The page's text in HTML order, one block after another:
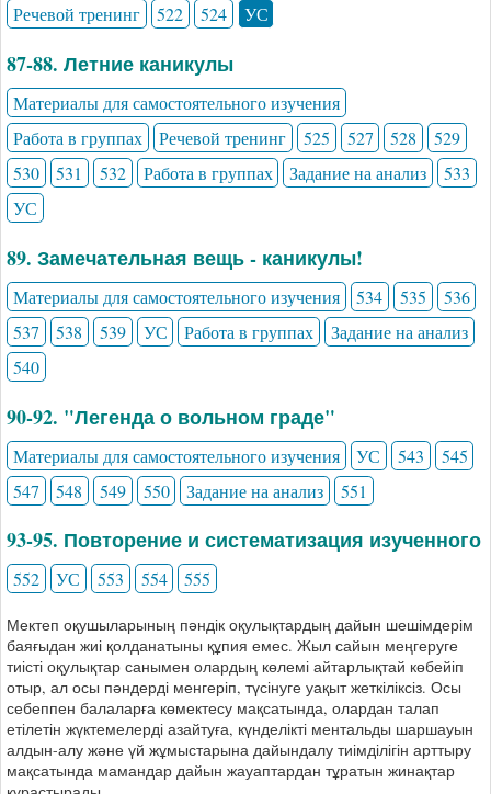
Речевой тренинг
522 524 УС
87-88. Летние каникулы
Материалы для самостоятельного изучения
Работа в группах
Речевой тренинг 525 527 528
529
530
531 532 Работа в группах Задание на анализ
533
УС
89. Замечательная вещь - каникулы!
Материалы для самостоятельного изучения 534 535
536
537
538 539 УС Работа в группах
Задание на анализ
540
90-92. "Легенда о вольном граде"
Материалы для самостоятельного изучения УС 543
545
547
548 549 550 Задание на анализ 551
93-95. Повторение и систематизация изученного
552 УС 553 554 555
Мектеп оқушыларының пәндік оқулықтардың дайын шешімдерім
баяғыдан жиі қолданатыны құпия емес. Жыл сайын меңгеруге
тиісті оқулықтар санымен олардың көлемі айтарлықтай көбейіп
отыр, ал осы пәндерді менгеріп, түсінуге уақыт жеткіліксіз. Осы
себеппен балаларға көмектесу мақсатында, олардан талап
етілетін жүктемелерді азайтуға, күнделікті ментальды шаршауын
алдын-алу және үй жұмыстарына дайындалу тиімділігін арттыру
мақсатында мамандар дайын жауаптардан тұратын жинақтар